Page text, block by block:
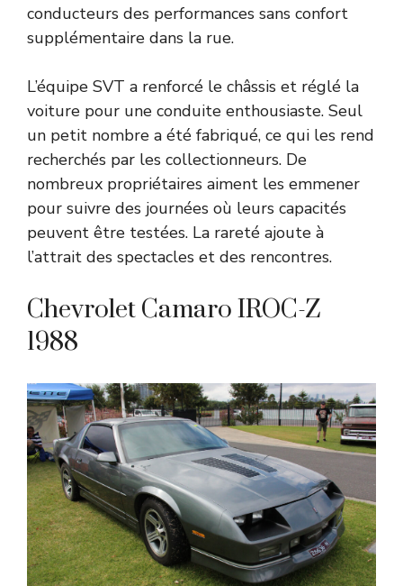
conducteurs des performances sans confort
supplémentaire dans la rue.
L’équipe SVT a renforcé le châssis et réglé la
voiture pour une conduite enthousiaste. Seul
un petit nombre a été fabriqué, ce qui les rend
recherchés par les collectionneurs. De
nombreux propriétaires aiment les emmener
pour suivre des journées où leurs capacités
peuvent être testées. La rareté ajoute à
l’attrait des spectacles et des rencontres.
Chevrolet Camaro IROC-Z
1988